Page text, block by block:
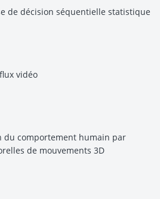
de décision séquentielle statistique
vidéo
du comportement humain par
de mouvements 3D